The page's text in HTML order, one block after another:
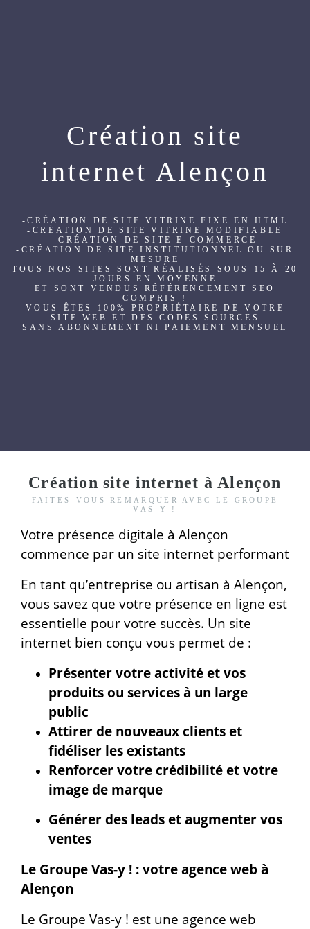
Création site
internet Alençon
-CRÉATION DE SITE VITRINE FIXE EN HTML
-CRÉATION DE SITE VITRINE MODIFIABLE
-CRÉATION DE SITE E-COMMERCE
-CRÉATION DE SITE INSTITUTIONNEL OU SUR
MESURE
TOUS NOS SITES SONT RÉALISÉS SOUS 15 À 20
JOURS EN MOYENNE
ET SONT VENDUS RÉFÉRENCEMENT SEO
COMPRIS !
VOUS ÊTES 100% PROPRIÉTAIRE DE VOTRE
SITE WEB ET DES CODES SOURCES
SANS ABONNEMENT NI PAIEMENT MENSUEL
Création site internet à Alençon
FAITES-VOUS REMARQUER AVEC LE GROUPE
VAS-Y !
Votre présence digitale à Alençon
commence par un site internet performant
En tant qu’entreprise ou artisan à Alençon,
vous savez que votre présence en ligne est
essentielle pour votre succès. Un site
internet bien conçu vous permet de :
Présenter votre activité et vos
produits ou services à un large
public
Attirer de nouveaux clients et
fidéliser les existants
Renforcer votre crédibilité et votre
image de marque
Générer des leads et augmenter vos
ventes
Le Groupe Vas-y ! : votre agence web à
Alençon
Le Groupe Vas-y ! est une agence web